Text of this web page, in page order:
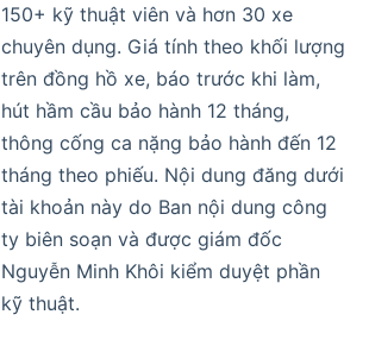
150+ kỹ thuật viên và hơn 30 xe
chuyên dụng. Giá tính theo khối lượng
trên đồng hồ xe, báo trước khi làm,
hút hầm cầu bảo hành 12 tháng,
thông cống ca nặng bảo hành đến 12
tháng theo phiếu. Nội dung đăng dưới
tài khoản này do Ban nội dung công
ty biên soạn và được giám đốc
Nguyễn Minh Khôi kiểm duyệt phần
kỹ thuật.